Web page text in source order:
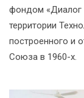
фондом «Диалог
территории
построенного и
Союза в 1960-х.